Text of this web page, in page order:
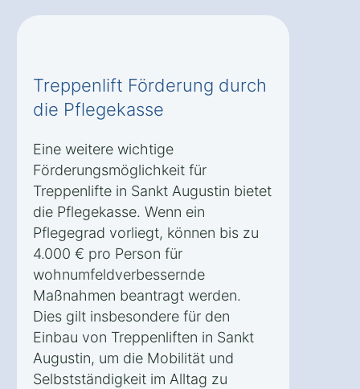
Treppenlift Förderung durch
die Pflegekasse
Eine weitere wichtige
Förderungsmöglichkeit für
Treppenlifte in Sankt Augustin bietet
die Pflegekasse. Wenn ein
Pflegegrad vorliegt, können bis zu
4.000 € pro Person für
wohnumfeldverbessernde
Maßnahmen beantragt werden.
Dies gilt insbesondere für den
Einbau von Treppenliften in Sankt
Augustin, um die Mobilität und
Selbstständigkeit im Alltag zu